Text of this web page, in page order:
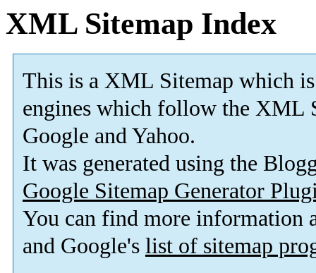
XML Sitemap Index
This is a XML Sitemap which is
engines which follow the XML
Google and Yahoo.
It was generated using the
Google Sitemap Generator
You can find more information
and Google's list of sitemap